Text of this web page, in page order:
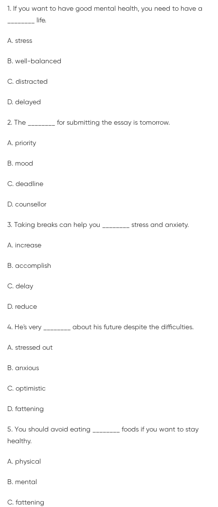
1. If you want to have good mental health, you need to have a
________ life.
A. stress
B. well-balanced
C. distracted
D. delayed
2. The ________ for submitting the essay is tomorrow.
A. priority
B. mood
C. deadline
D. counsellor
3. Taking breaks can help you ________ stress and anxiety.
A. increase
B. accomplish
C. delay
D. reduce
4. He's very ________ about his future despite the difficulties.
A. stressed out
B. anxious
C. optimistic
D. fattening
5. You should avoid eating ________ foods if you want to stay
healthy.
A. physical
B. mental
C. fattening